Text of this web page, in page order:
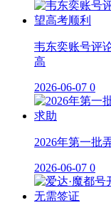
韦东奕账号评
高
2026-06-07 0
2026年第一批
2026-06-07 0